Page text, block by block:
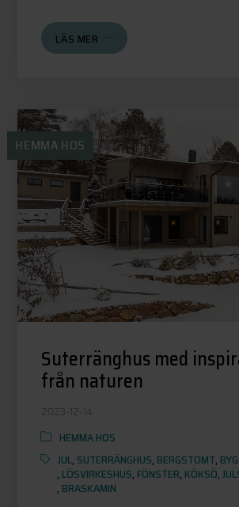
LÄS MER
HEMMA HOS
Suterränghus med
från naturen
2023-12-14
HEMMA HOS
JUL, SUTERRÄNGHUS, BERGSTOMT,
, LÖSVIRKESHUS, FÖNSTER, KÖKSÖ,
, BRASKAMIN